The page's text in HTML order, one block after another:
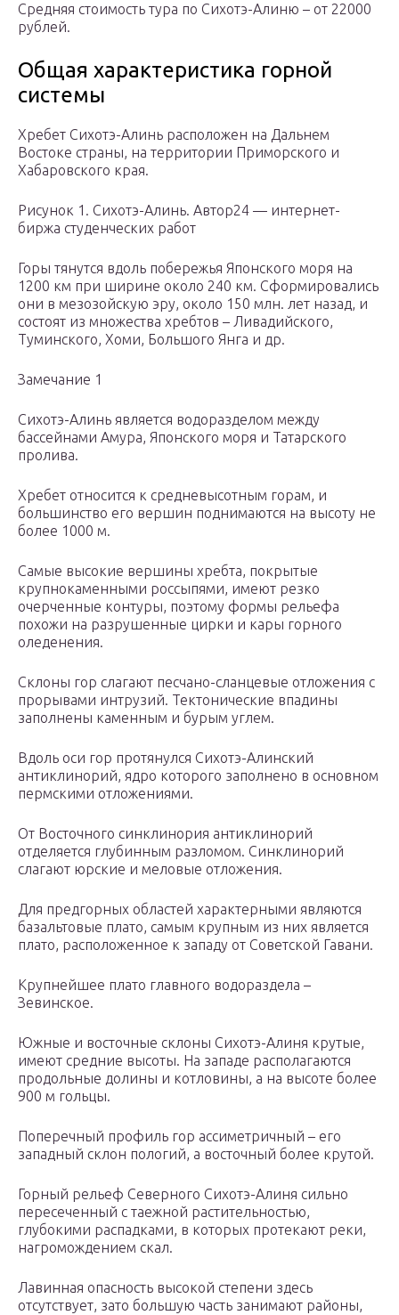
Средняя стоимость тура по Сихотэ-Алиню – от 22000
рублей.
Общая характеристика горной
системы
Хребет Сихотэ-Алинь расположен на Дальнем
Востоке страны, на территории Приморского и
Хабаровского края.
Рисунок 1. Сихотэ-Алинь. Автор24 — интернет-
биржа студенческих работ
Горы тянутся вдоль побережья Японского моря на
1200 км при ширине около 240 км. Сформировались
они в мезозойскую эру, около 150 млн. лет назад, и
состоят из множества хребтов – Ливадийского,
Туминского, Хоми, Большого Янга и др.
Замечание 1
Сихотэ-Алинь является водоразделом между
бассейнами Амура, Японского моря и Татарского
пролива.
Хребет относится к средневысотным горам, и
большинство его вершин поднимаются на высоту не
более 1000 м.
Самые высокие вершины хребта, покрытые
крупнокаменными россыпями, имеют резко
очерченные контуры, поэтому формы рельефа
похожи на разрушенные цирки и кары горного
оледенения.
Склоны гор слагают песчано-сланцевые отложения с
прорывами интрузий. Тектонические впадины
заполнены каменным и бурым углем.
Вдоль оси гор протянулся Сихотэ-Алинский
антиклинорий, ядро которого заполнено в основном
пермскими отложениями.
От Восточного синклинория антиклинорий
отделяется глубинным разломом. Синклинорий
слагают юрские и меловые отложения.
Для предгорных областей характерными являются
базальтовые плато, самым крупным из них является
плато, расположенное к западу от Советской Гавани.
Крупнейшее плато главного водораздела –
Зевинское.
Южные и восточные склоны Сихотэ-Алиня крутые,
имеют средние высоты. На западе располагаются
продольные долины и котловины, а на высоте более
900 м гольцы.
Поперечный профиль гор ассиметричный – его
западный склон пологий, а восточный более крутой.
Горный рельеф Северного Сихотэ-Алиня сильно
пересеченный с таежной растительностью,
глубокими распадками, в которых протекают реки,
нагромождением скал.
Лавинная опасность высокой степени здесь
отсутствует, зато большую часть занимают районы,